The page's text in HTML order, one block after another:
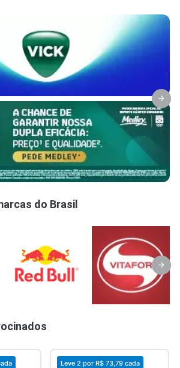
do Brasil
Leve 2 por R$ 73,79 cada